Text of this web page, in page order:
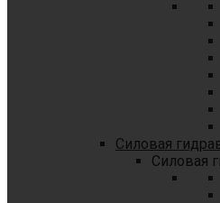
Силовая
Силовая